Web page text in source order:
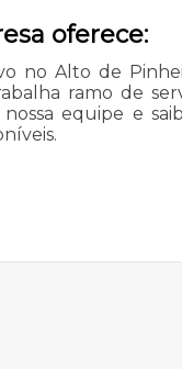
oferece:
no Alto de
ramo de
equipe e